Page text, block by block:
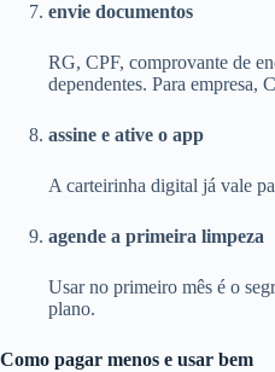
envie documentos
RG, CPF, comprovante de
dependentes. Para empresa,
assine e ative o app
A carteirinha digital já vale
agende a primeira limpeza
Usar no primeiro mês é o
plano.
Como pagar menos e usar bem